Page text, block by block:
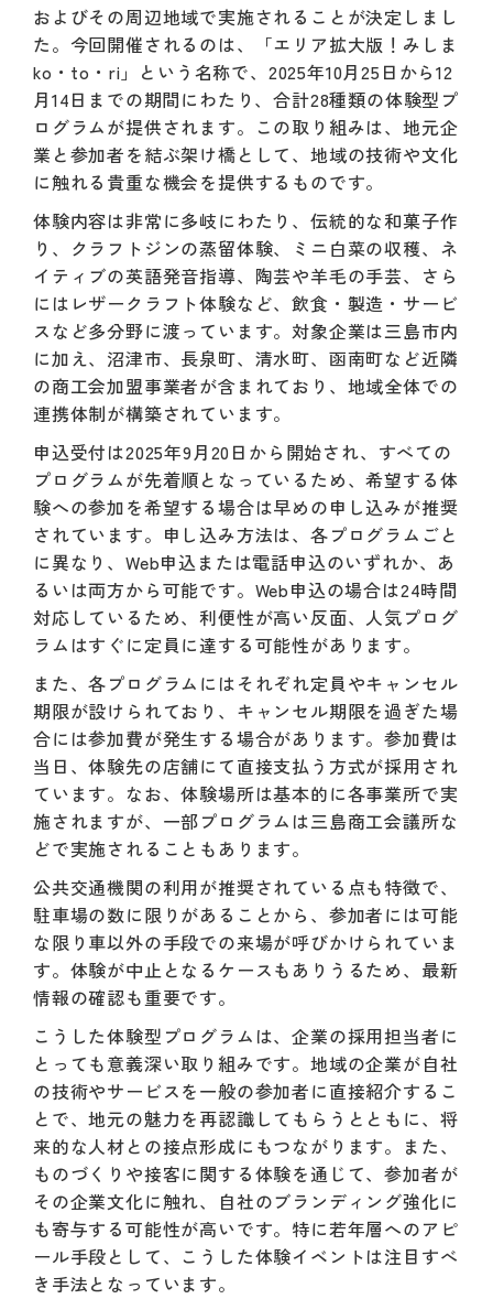
およびその周辺地域で実施されることが決定しまし
た。今回開催されるのは、「エリア拡大版！みしま
ko・to・ri」という名称で、2025年10月25日から12
月14日までの期間にわたり、合計28種類の体験型プ
ログラムが提供されます。この取り組みは、地元企
業と参加者を結ぶ架け橋として、地域の技術や文化
に触れる貴重な機会を提供するものです。
体験内容は非常に多岐にわたり、伝統的な和菓子作
り、クラフトジンの蒸留体験、ミニ白菜の収穫、ネ
イティブの英語発音指導、陶芸や羊毛の手芸、さら
にはレザークラフト体験など、飲食・製造・サービ
スなど多分野に渡っています。対象企業は三島市内
に加え、沼津市、長泉町、清水町、函南町など近隣
の商工会加盟事業者が含まれており、地域全体での
連携体制が構築されています。
申込受付は2025年9月20日から開始され、すべての
プログラムが先着順となっているため、希望する体
験への参加を希望する場合は早めの申し込みが推奨
されています。申し込み方法は、各プログラムごと
に異なり、Web申込または電話申込のいずれか、あ
るいは両方から可能です。Web申込の場合は24時間
対応しているため、利便性が高い反面、人気プログ
ラムはすぐに定員に達する可能性があります。
また、各プログラムにはそれぞれ定員やキャンセル
期限が設けられており、キャンセル期限を過ぎた場
合には参加費が発生する場合があります。参加費は
当日、体験先の店舗にて直接支払う方式が採用され
ています。なお、体験場所は基本的に各事業所で実
施されますが、一部プログラムは三島商工会議所な
どで実施されることもあります。
公共交通機関の利用が推奨されている点も特徴で、
駐車場の数に限りがあることから、参加者には可能
な限り車以外の手段での来場が呼びかけられていま
す。体験が中止となるケースもありうるため、最新
情報の確認も重要です。
こうした体験型プログラムは、企業の採用担当者に
とっても意義深い取り組みです。地域の企業が自社
の技術やサービスを一般の参加者に直接紹介するこ
とで、地元の魅力を再認識してもらうとともに、将
来的な人材との接点形成にもつながります。また、
ものづくりや接客に関する体験を通じて、参加者が
その企業文化に触れ、自社のブランディング強化に
も寄与する可能性が高いです。特に若年層へのアピ
ール手段として、こうした体験イベントは注目すべ
き手法となっています。